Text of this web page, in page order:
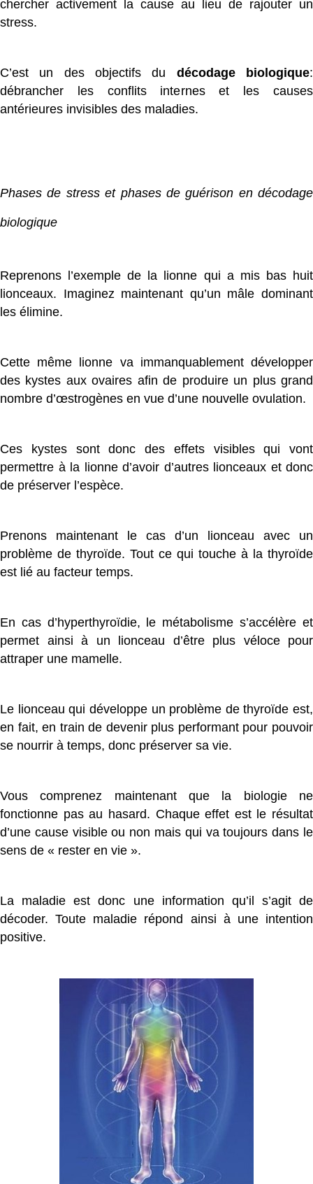
chercher activement la cause au lieu de rajouter un
stress.
C’est un des objectifs du décodage biologique:
débrancher les conflits internes et les causes
antérieures invisibles des maladies.
Phases de stress et phases de guérison en décodage
biologique
Reprenons l’exemple de la lionne qui a mis bas huit
lionceaux. Imaginez maintenant qu’un mâle dominant
les élimine.
Cette même lionne va immanquablement développer
des kystes aux ovaires afin de produire un plus grand
nombre d’œstrogènes en vue d’une nouvelle ovulation.
Ces kystes sont donc des effets visibles qui vont
permettre à la lionne d’avoir d’autres lionceaux et donc
de préserver l’espèce.
Prenons maintenant le cas d’un lionceau avec un
problème de thyroïde. Tout ce qui touche à la thyroïde
est lié au facteur temps.
En cas d’hyperthyroïdie, le métabolisme s’accélère et
permet ainsi à un lionceau d’être plus véloce pour
attraper une mamelle.
Le lionceau qui développe un problème de thyroïde est,
en fait, en train de devenir plus performant pour pouvoir
se nourrir à temps, donc préserver sa vie.
Vous comprenez maintenant que la biologie ne
fonctionne pas au hasard. Chaque effet est le résultat
d’une cause visible ou non mais qui va toujours dans le
sens de « rester en vie ».
La maladie est donc une information qu’il s’agit de
décoder. Toute maladie répond ainsi à une intention
positive.